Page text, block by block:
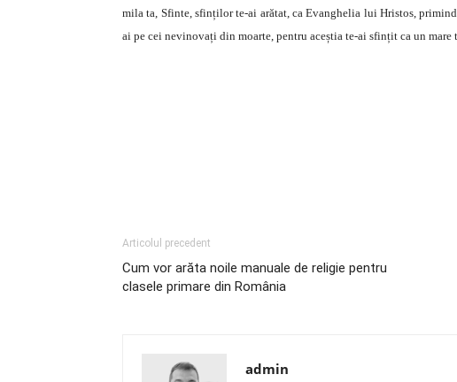
mila ta, Sfinte, sfinților te-ai arătat, ca Evanghelia lui Hristos,
ai pe cei nevinovați din moarte, pentru aceștia te-ai sfințit ca un
Articolul precedent
Cum vor arăta noile manuale de religie pentru
clasele primare din România
admin